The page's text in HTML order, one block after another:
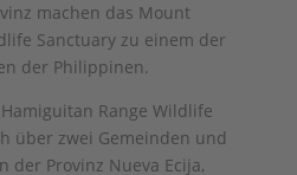
machen das Mount
Sanctuary zu einem der
der Philippinen.
Range Wildlife
über zwei Gemeinden und
der Provinz Nueva Ecija,